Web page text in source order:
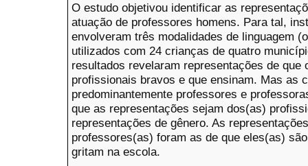
O estudo objetivou identificar as
atuação de professores homens. Para tal,
envolveram três modalidades de linguagem
utilizados com 24 crianças de quatro
resultados revelaram representações de que
profissionais bravos e que ensinam. Mas as
predominantemente professores e
que as representações sejam dos(as)
representações de gênero. As
professores(as) foram as de que eles(as)
gritam na escola.